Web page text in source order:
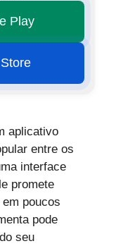
Play
aplicativo
entre os
interface
promete
poucos
pode
seu